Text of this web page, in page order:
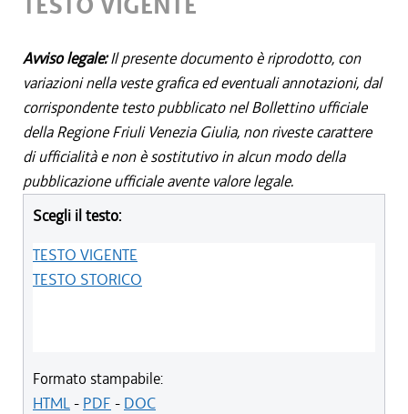
Avviso legale:Il presente documento è riprodotto, con
variazioni nella veste grafica ed eventuali annotazioni, dal
corrispondente testo pubblicato nel Bollettino ufficiale
della Regione Friuli Venezia Giulia, non riveste carattere
di ufficialità e non è sostitutivo in alcun modo della
pubblicazione ufficiale avente valore legale.
Scegli il testo:
TESTO VIGENTE
TESTO STORICO
Formato stampabile:
HTML- PDF - DOC